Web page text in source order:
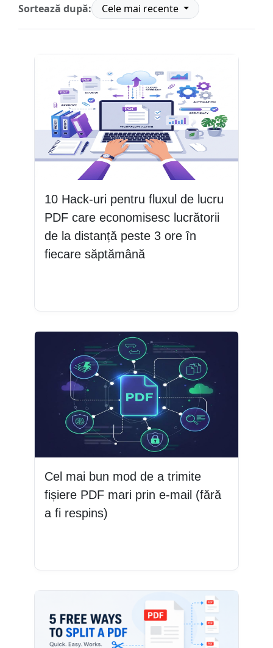
Sortează după: Cele mai recente
10 Hack-uri pentru fluxul de lucru
PDF care economisesc lucrătorii
de la distanță peste 3 ore în
fiecare săptămână
Cel mai bun mod de a trimite
fișiere PDF mari prin e-mail (fără
a fi respins)